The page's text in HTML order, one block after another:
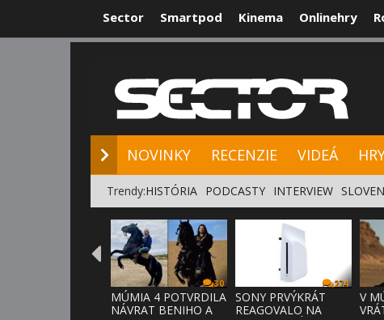
Sector Smartpod Kinema Onlinehry
NOVINKY RECENZIE VIDEÁ
Trendy:HISTÓRIA PODCASTY INTERVIEW
30
MÚMIA 4 POTVRDILA
NÁVRAT BENIHO A
274
SONY PRVÝKRÁT
REAGOVALO NA
V